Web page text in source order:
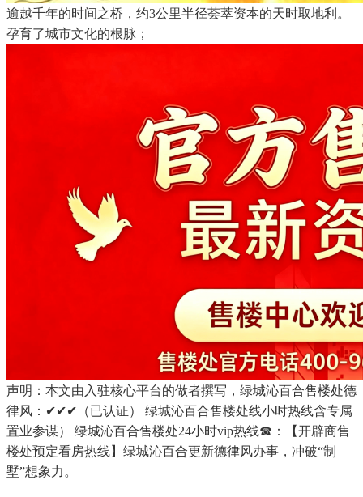
逾越千年的时间之桥，约3公里半径荟萃资本的天时取地利。
孕育了城市文化的根脉；
声明：本文由入驻核心平台的做者撰写，绿城沁百合售楼处德
律风：✔✔✔（已认证） 绿城沁百合售楼处线小时热线含专属
置业参谋） 绿城沁百合售楼处24小时vip热线☎：【开辟商售
楼处预定看房热线】绿城沁百合更新德律风办事，冲破“制
墅”想象力。